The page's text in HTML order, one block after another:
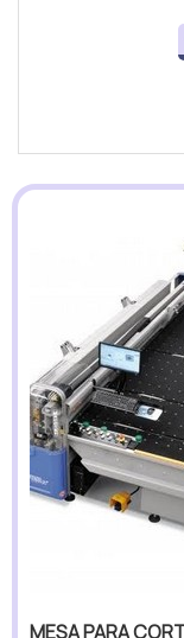
MESA PARA